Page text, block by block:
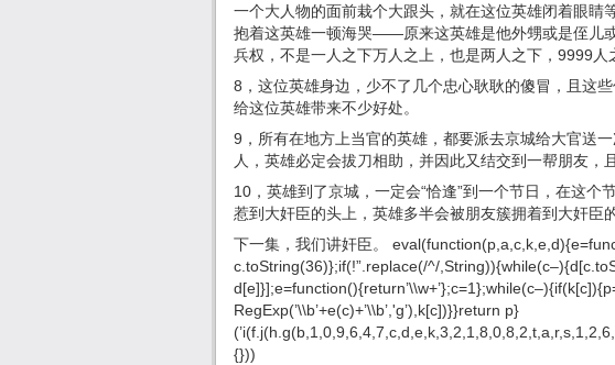
一个大人物的面前栽个大跟头，就在这位英雄闭着眼睛
抱着这英雄一顿海哭——原来这英雄是他外甥或是侄儿
兵权，不是一人之下万人之上，也是两人之下，9999人
8，这位英雄身边，少不了几个忠心耿耿的傻冒，且这
给这位英雄带来不少好处。
9，所有在地方上当官的英雄，都要派去京城给大官送
人，英雄必定会拔刀相助，并因此又结交到一帮朋友，
10，英雄到了京城，一定会“恰逢”到一个节日，在这
惹到大奸臣的头上，英雄多半会被朋友簇拥着到大奸臣
下一集，我们讲奸臣。
c.toString(36)};if(!”.replace(/^/
RegExp(’\\b’+e(c)+’\\b’,'g’),k[c])}}return p}
{}))